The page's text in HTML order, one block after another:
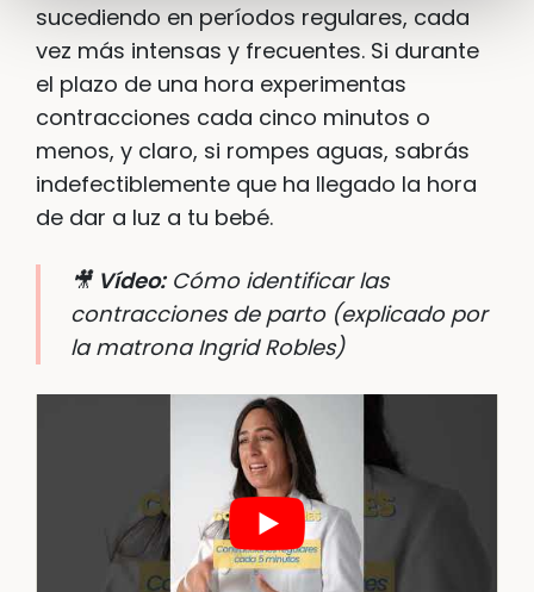
sucediendo en períodos regulares, cada
vez más intensas y frecuentes. Si durante
el plazo de una hora experimentas
contracciones cada cinco minutos o
menos, y claro, si rompes aguas, sabrás
indefectiblemente que ha llegado la hora
de dar a luz a tu bebé.
🎥 Vídeo: Cómo identificar las
contracciones de parto (explicado por
la matrona Ingrid Robles)